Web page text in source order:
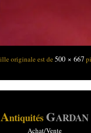
originale est de 500 × 667
Antiquités GARDAN
Achat/Vente